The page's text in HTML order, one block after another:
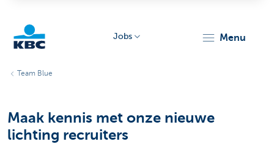
Jobs menu
Team Blue
Maak kennis met onze nieuwe
lichting recruiters